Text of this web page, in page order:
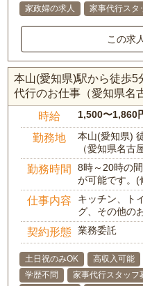
家政婦の求人
家事代行スタ
この求
本山(愛知県)駅から徒歩
代行のお仕事（愛知県名
時給 1,500〜1,860
勤務地
本山(愛知県)
（愛知県名古
勤務時間
8時～20時の
が可能です。(
仕事内容
キッチン、ト
グ、その他の
契約形態 業務委託
土日祝のみOK 高収入可能
学歴不問
家事代行スタッフ